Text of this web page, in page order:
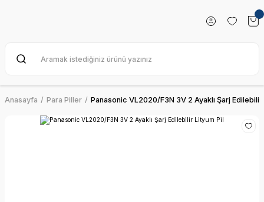
Anasayfa Para Piller Panasonic VL2020/F3N 3V 2 Ayaklı Şarj Edilebilir